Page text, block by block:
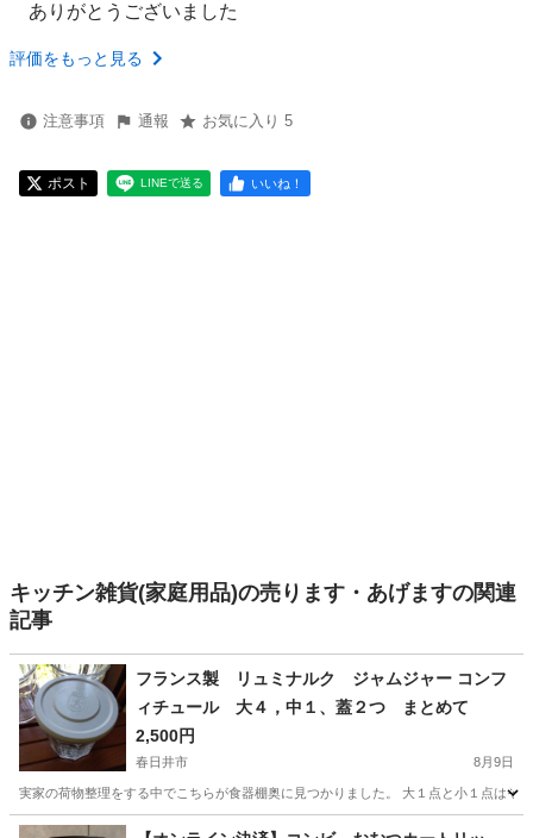
ありがとうございました
評価をもっと見る
注意事項 通報 お気に入り 5
ポスト LINEで送る いいね！
キッチン雑貨(家庭用品)の売ります・あげますの関連
記事
フランス製 リュミナルク ジャムジャー コンフ
ィチュール 大４，中１、蓋２つ まとめて
2,500円
春日井市 8月9日
実家の荷物整理をする中でこちらが食器棚奥に見つかりました。 大１点と小１点は
愛知 春日井市 調理器具